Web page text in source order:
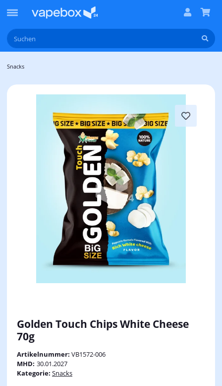
Snacks
Golden Touch Chips White Cheese
70g
Artikelnummer: VB1572-006
MHD: 30.01.2027
Kategorie: Snacks